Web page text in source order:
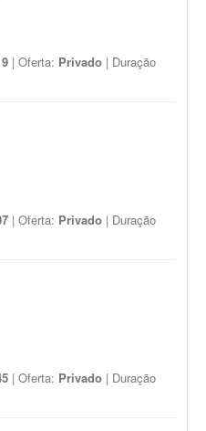
| Oferta: Privado | Duração
| Oferta: Privado | Duração
| Oferta: Privado | Duração